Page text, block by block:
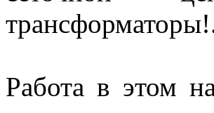
Работа в этом